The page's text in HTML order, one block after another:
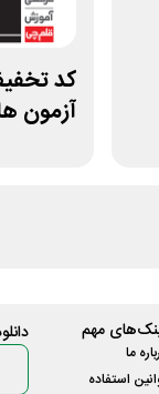
آزمون
مهم
ما
استفاده